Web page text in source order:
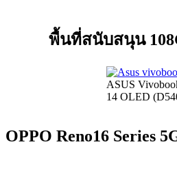
พื้นที่สนับสนุน
ASUS
14 OLED
OPPO Reno16 Series